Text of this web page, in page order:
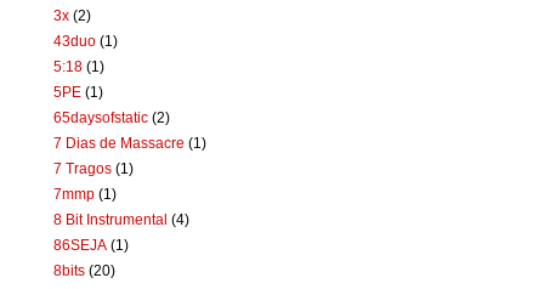
3x (2)
43duo (1)
5:18 (1)
5PE (1)
65daysofstatic (2)
7 Dias de Massacre (1)
7 Tragos (1)
7mmp (1)
8 Bit Instrumental (4)
86SEJA (1)
8bits (20)